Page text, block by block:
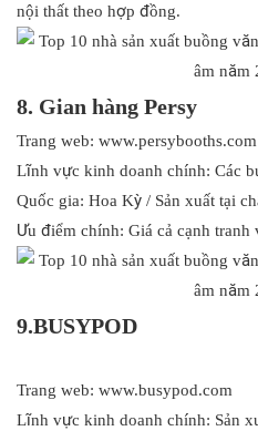
nội thất theo hợp đồng.
8. Gian hàng Persy
Trang web: www.persybooths.com
Lĩnh vực kinh doanh chính: Các
Quốc gia: Hoa Kỳ / Sản xuất tại
Ưu điểm chính: Giá cả cạnh
9.BUSYPOD
Trang web: www.busypod.com
Lĩnh vực kinh doanh chính: Sản